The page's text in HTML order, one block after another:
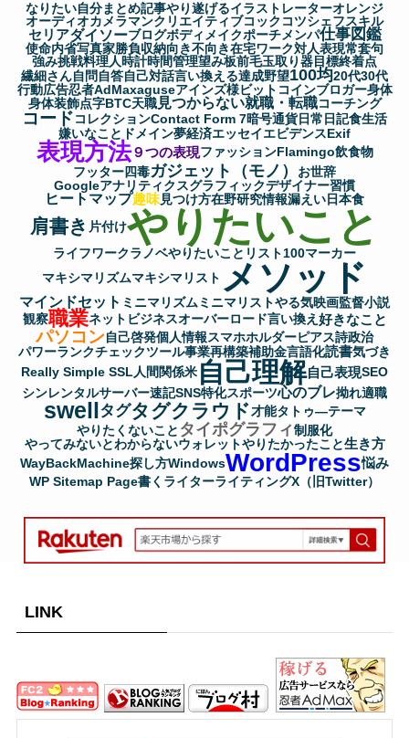
イ
ブ
なりたい自分まとめ記事やり遂げるイラストレーターオレンジ
オーディオカメラマンクリエイティブコック コツシェフスキル
セリアダイソーブログボディメイクポーチメンパ仕事図鑑
使命内省写真家勝負収納向き不向き在宅ワーク対人表現常套句
強み挑戦料理人時計時間管理望み板前毛玉取り器目標終着点
繊細さん自問自答自己対話言い換える達成野望100均20代30代
行動広告忍者AdMaxaguseアインズ様ビットコインブロガー身体
身体装飾点字BTC天職見つからない就職・転職コーチング
コードコレクションContact Form 7暗号通貨日常 日記食生活
嫌いなこと ドメイン夢経済エッセイエビデンスExif
表現方法９つの表現ファッションFlamingo飲食物
フッター四毒ガジェット（モノ）
お世辞
Googleアナリティクスグラフィックデザイナー習慣
ヒートマップ趣味見つけ方在野研究情報漏えい日本食
肩書き 片付けやりたいこと
ライフワークラノベやりたいことリスト100マーカー
マキシマリズムマキシマリスト メソッド
マインドセット ミニマリズム ミニマリストやる気映画監督小説
観察職業ネットビジネスオーバーロード言い換え 好きなこと
パソコン自己啓発個人情報スマホホルダーピアス詩政治
パワーランクチェックツール事業再構築補助金言語化読書気づき
Really Simple SSL人間関係米 自己理解自己表現SEO
シンレンタルサーバー速記SNS特化スポーツ心のブレ拗れ適職
swellタグタグクラウド才能タトゥ―テーマ
やりたくないこと タイポグラフィ制服化
やってみないとわからないウォレットやりたかったこと生き方
WayBackMachine探し方WindowsWordPress悩み
WP Sitemap Page書く ライターライティングX（旧Twitter）
LINK